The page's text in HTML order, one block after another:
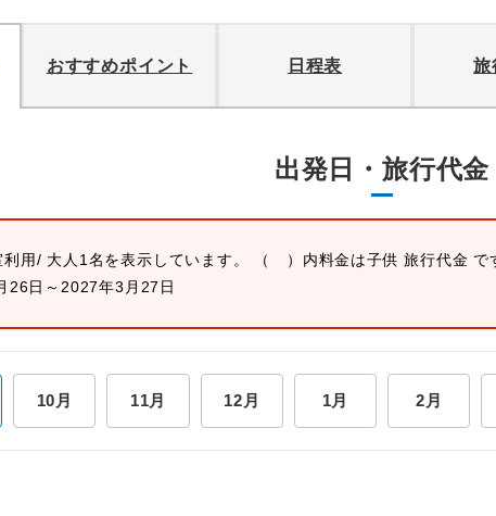
おすすめポイント 日程表 旅
出発日・旅行代金
用/ 大人1名を表示しています。 （ ）内料金は子供 旅行代金 で
26日～2027年3月27日
10月 11月 12月 1月 2月